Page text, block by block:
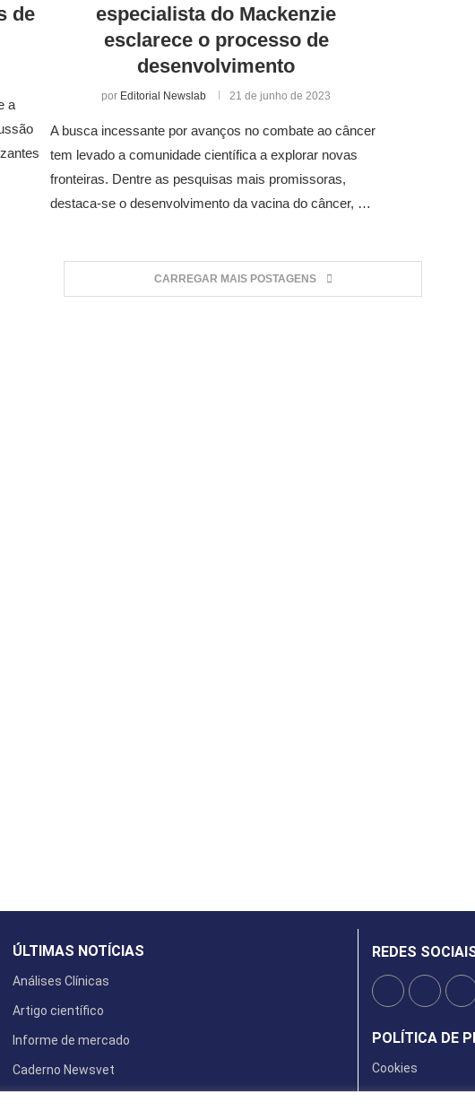
de
a
especialista do Mackenzie
esclarece o processo de
desenvolvimento
por Editorial Newslab 21 de junho de 2023
A busca incessante por avanços no combate ao câncer
tem levado a comunidade científica a explorar novas
fronteiras. Dentre as pesquisas mais promissoras,
destaca-se o desenvolvimento da vacina do câncer, …
CARREGAR MAIS POSTAGENS
ÚLTIMAS NOTÍCIAS
Análises Clínicas
Artigo científico
Informe de mercado
Caderno Newsvet
REDES
POLÍTICA DE
Cookies